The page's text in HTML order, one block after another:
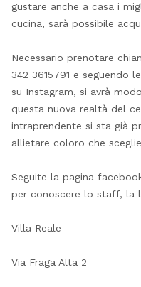
gustare anche a casa i
cucina, sarà possibile
Necessario prenotare
342 3615791 e seguendo
su Instagram, si avrà
questa nuova realtà del
intraprendente si sta già
allietare coloro che
Seguite la pagina
per conoscere lo staff, la
Villa Reale
Via Fraga Alta 2